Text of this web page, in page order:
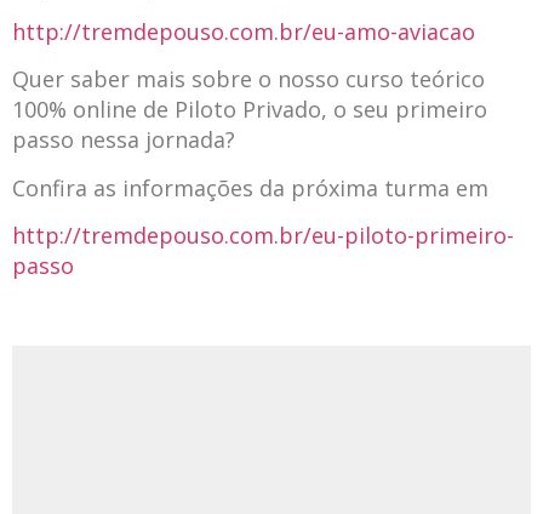
http://tremdepouso.com.br/eu-amo-aviacao
Quer saber mais sobre o nosso curso teórico
100% online de Piloto Privado, o seu primeiro
passo nessa jornada?
Confira as informações da próxima turma em
http://tremdepouso.com.br/eu-piloto-primeiro-
passo